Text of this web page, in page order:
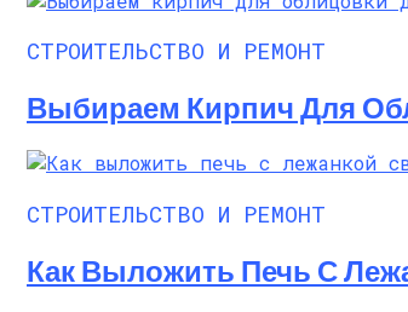
СТРОИТЕЛЬСТВО И РЕМОНТ
Выбираем Кирпич Для
СТРОИТЕЛЬСТВО И РЕМОНТ
Как Выложить Печь С